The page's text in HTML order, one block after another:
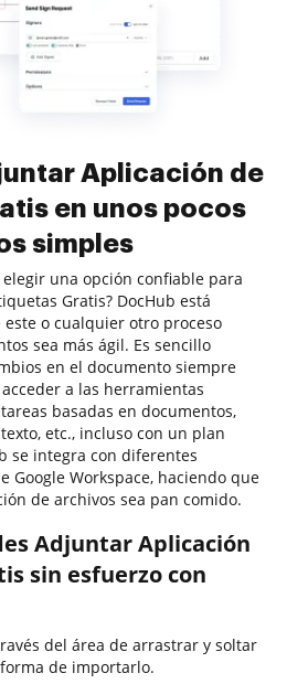
Aplicación de
en unos pocos
simples
una opción confiable para
Gratis? DocHub está
o cualquier otro proceso
sea más ágil. Es sencillo
en el documento siempre
a las herramientas
basadas en documentos,
etc., incluso con un plan
se integra con diferentes
Google Workspace, haciendo que
de archivos sea pan comido.
Adjuntar Aplicación
sin esfuerzo con
del área de arrastrar y soltar
de importarlo.